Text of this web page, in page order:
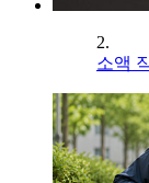
2.
소액